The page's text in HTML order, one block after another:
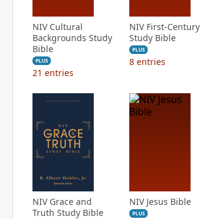
NIV Cultural
Backgrounds Study
Bible
PLUS
21 entries
NIV First-Century
Study Bible
PLUS
8 entries
NIV Grace and
Truth Study Bible
NIV Jesus Bible
PLUS